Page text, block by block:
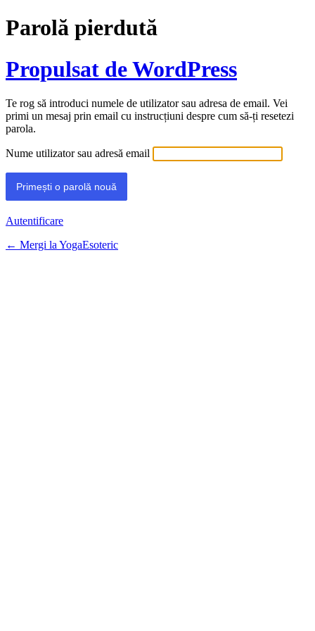
Parolă pierdută
Propulsat de WordPress
Te rog să introduci numele de utilizator sau adresa de email. Vei
primi un mesaj prin email cu instrucțiuni despre cum să-ți resetezi
parola.
Nume utilizator sau adresă email
Autentificare
← Mergi la YogaEsoteric